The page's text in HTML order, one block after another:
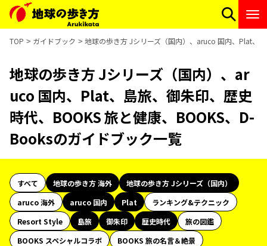
TOP ガイドブック 地球の歩き方 Jシリーズ（国内）、aruco 国内、Plat、
地球の歩き方 Jシリーズ（国内）、ar
uco 国内、Plat、島旅、御朱印、歴史
時代、BOOKS 旅と健康、BOOKS、D-
Booksのガイドブック一覧
すべて 地球の歩き方 海外
地球の歩き方 Jシリーズ（国内）
aruco 海外
aruco 国内 Plat
ランキング&テクニック
Resort Style
島旅 御朱印 歴史時代
旅の図鑑
BOOKS スペシャルコラボ
BOOKS 旅の名言＆絶景